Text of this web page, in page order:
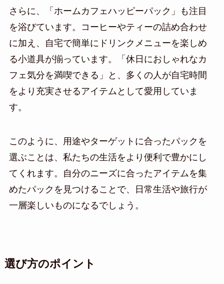
さらに、「ホームカフェハッピーパック」も注目
を浴びています。コーヒーやティーの詰め合わせ
に加え、自宅で簡単にドリンクメニューを楽しめ
る小道具が揃っています。「休日におしゃれなカ
フェ気分を満喫できる」と、多くの人が自宅時間
をより充実させるアイテムとして愛用していま
す。
このように、用途やターゲットに合ったパックを
選ぶことは、私たちの生活をより便利で豊かにし
てくれます。自分のニーズに合ったアイテムを集
めたパックを見つけることで、日常生活や旅行が
一層楽しいものになるでしょう。
選び方のポイント